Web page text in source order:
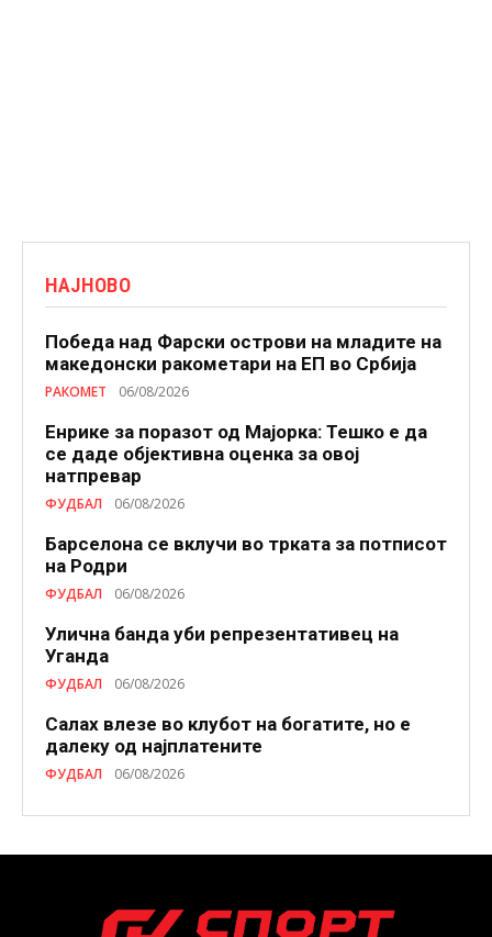
НАЈНОВО
Победа над Фарски острови на младите на
македонски ракометари на ЕП во Србија
РАКОМЕТ 06/08/2026
Енрике за поразот од Мајорка: Тешко е да
се даде објективна оценка за овој
натпревар
ФУДБАЛ 06/08/2026
Барселона се вклучи во трката за потписот
на Родри
ФУДБАЛ 06/08/2026
Улична банда уби репрезентативец на
Уганда
ФУДБАЛ 06/08/2026
Салах влезе во клубот на богатите, но е
далеку од најплатените
ФУДБАЛ 06/08/2026